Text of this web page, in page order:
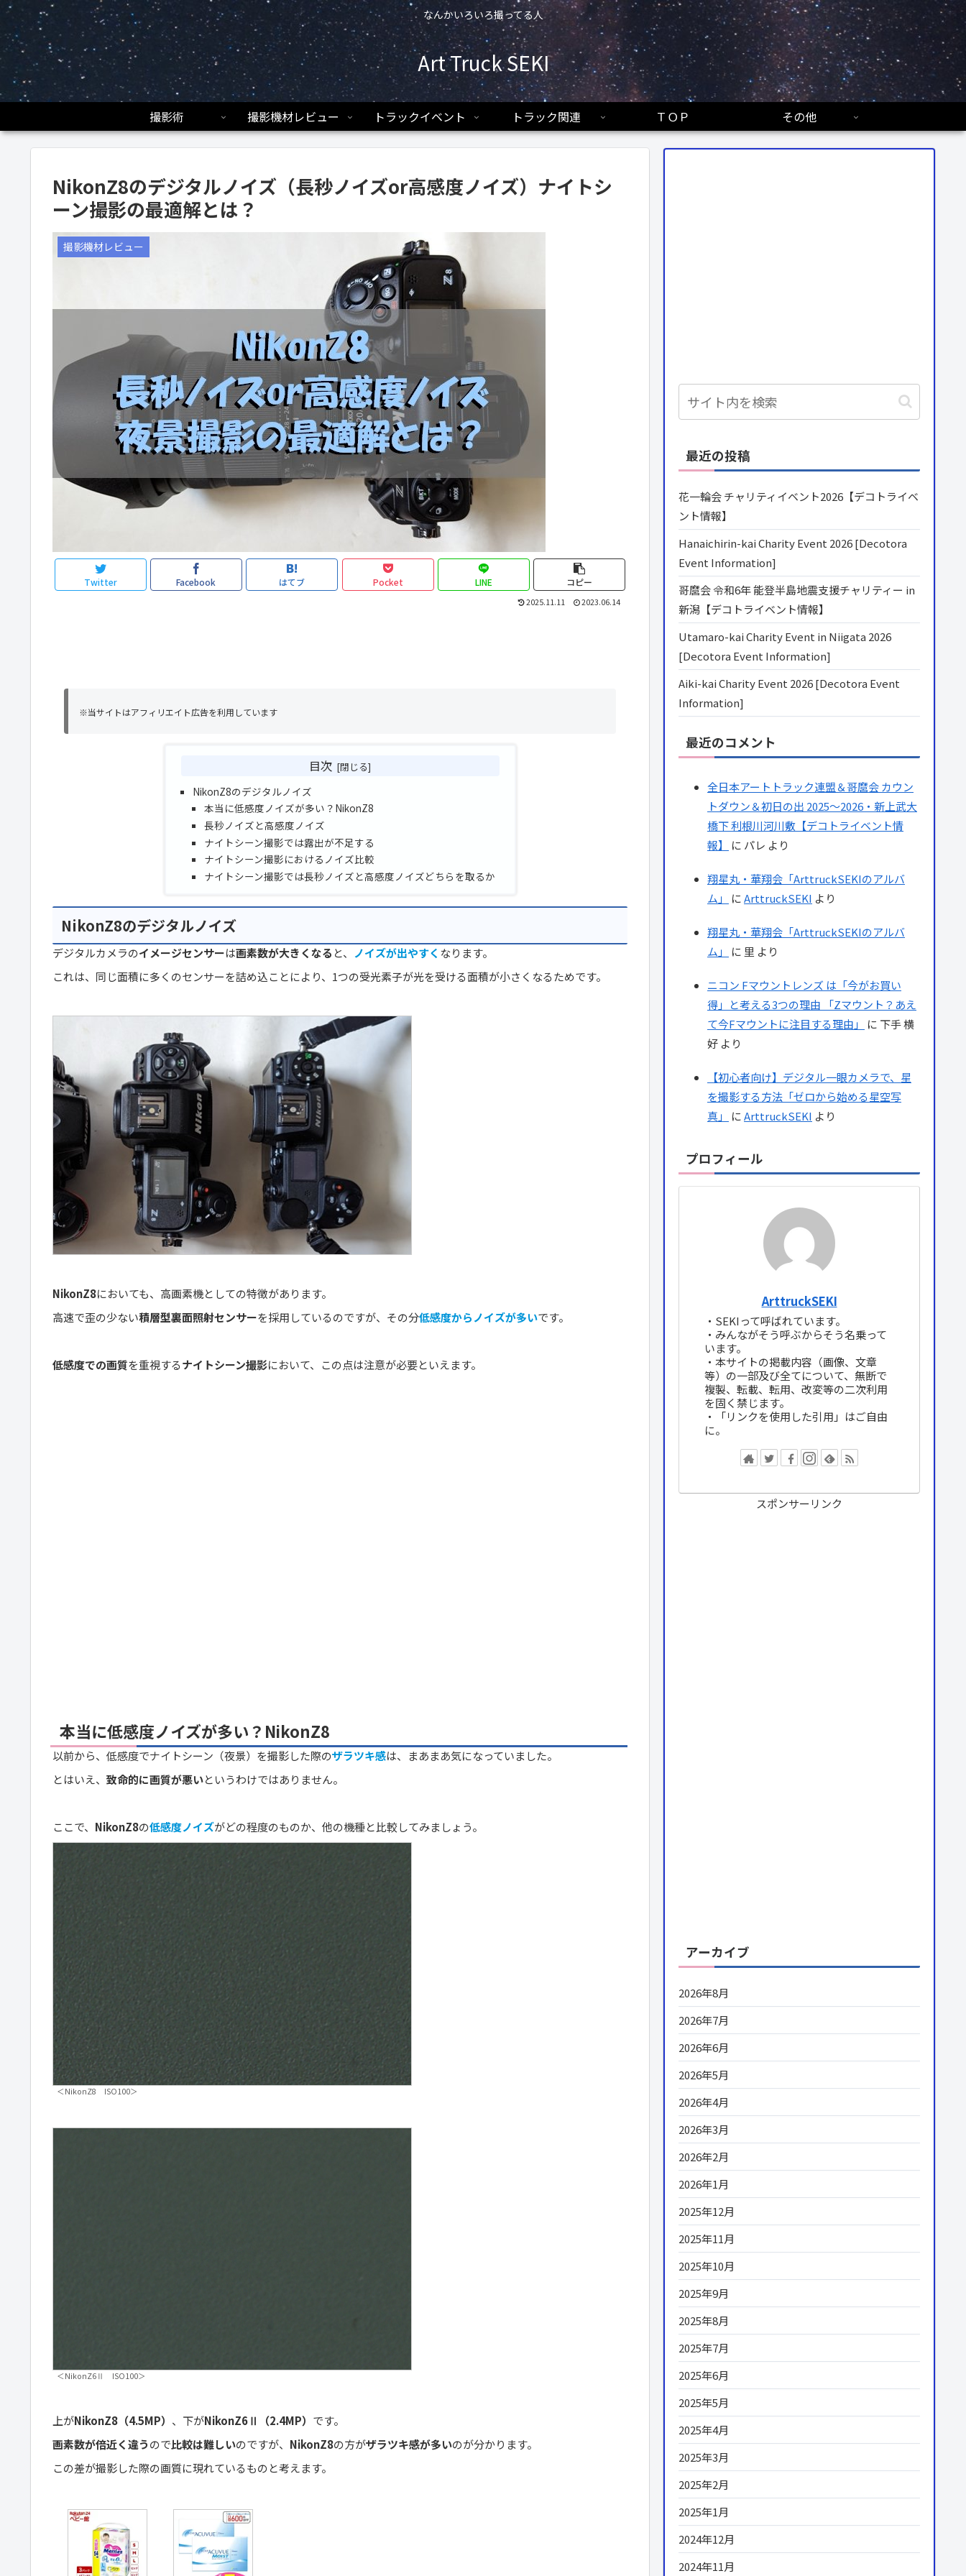
なんかいろいろ撮ってる人
Art Truck SEKI
撮影術 撮影機材レビュー トラックイベント トラック関連 ＴＯＰ その他
NikonZ8のデジタルノイズ（長秒ノイズor高感度ノイズ）ナイトシ
ーン撮影の最適解とは？
撮影機材レビュー
Twitter Facebook はてブ Pocket LINE コピー
2025.11.11 2023.06.14
※当サイトはアフィリエイト広告を利用しています
目次
NikonZ8のデジタルノイズ
本当に低感度ノイズが多い？NikonZ8
長秒ノイズと高感度ノイズ
ナイトシーン撮影では露出が不足する
ナイトシーン撮影におけるノイズ比較
ナイトシーン撮影では長秒ノイズと高感度ノイズどちらを取るか
NikonZ8のデジタルノイズ
デジタルカメラのイメージセンサーは画素数が大きくなる と、 ノイズが出やすく なります。
これは、同じ面積に多くのセンサーを詰め込ことにより、1つの受光素子が光を受ける面積が小さくなるためです。
NikonZ8においても、高画素機としての特徴があります。
高速で歪の少ない積層型裏面照射センサーを採用しているのですが、その分低感度からノイズが多いです。
低感度での画質を重視するナイトシーン撮影において、この点は注意が必要といえます。
本当に低感度ノイズが多い？NikonZ8
以前から、低感度でナイトシーン（夜景）を撮影した際のザラツキ感は、まあまあ気になっていました。
とはいえ、 致命的に画質が悪いというわけではありません。
ここで、 NikonZ8の低感度ノイズがどの程度のものか、他の機種と比較してみましょう。
＜NikonZ8 ISO100＞
＜NikonZ6Ⅱ ISO100＞
上がNikonZ8（4.5MP） 、下がNikonZ6Ⅱ（2.4MP） です。
画素数が倍近く違うので比較は難しいのですが、 NikonZ8の方がザラツキ感が多いのが分かります。
この差が撮影した際の画質に現れているものと考えます。
最近の投稿
花一輪会 チャリティイベント2026【デコトライベ
ント情報】
Hanaichirin-kai Charity Event 2026 [Decotora
Event Information]
哥麿会 令和6年 能登半島地震支援チャリティー in
新潟【デコトライベント情報】
Utamaro-kai Charity Event in Niigata 2026
[Decotora Event Information]
Aiki-kai Charity Event 2026 [Decotora Event
Information]
最近のコメント
全日本アートトラック連盟＆哥麿会 カウン
トダウン＆初日の出 2025～2026・新上武大
橋下 利根川河川敷【デコトライベント情
報】
に パレ より
翔星丸・華翔会「ArttruckSEKIのアルバ
ム」
にArttruckSEKI より
翔星丸・華翔会「ArttruckSEKIのアルバ
ム」
に 里 より
ニコン Fマウントレンズ は「今がお買い
得」と考える3つの理由 「Zマウント？あえ
て今Fマウントに注目する理由」
に 下手 横
好 より
【初心者向け】デジタル一眼カメラで、星
を撮影する方法「ゼロから始める星空写
真」
にArttruckSEKI より
プロフィール
ArttruckSEKI
・SEKIって呼ばれています。
・みんながそう呼ぶからそう名乗って
います。
・本サイトの掲載内容（画像、文章
等）の一部及び全てについて、無断で
複製、転載、転用、改変等の二次利用
を固く禁じます。
・「リンクを使用した引用」はご自由
に。
スポンサーリンク
アーカイブ
2026年8月
2026年7月
2026年6月
2026年5月
2026年4月
2026年3月
2026年2月
2026年1月
2025年12月
2025年11月
2025年10月
2025年9月
2025年8月
2025年7月
2025年6月
2025年5月
2025年4月
2025年3月
2025年2月
2025年1月
2024年12月
2024年11月